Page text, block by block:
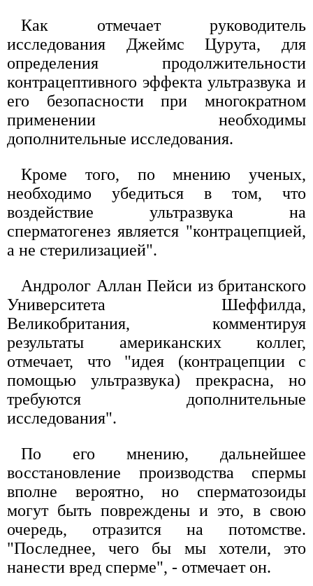
Как отмечает руководитель
исследования Джеймс Цурута, для
определения продолжительности
контрацептивного эффекта ультразвука и
его безопасности при многократном
применении необходимы
дополнительные исследования.
Кроме того, по мнению ученых,
необходимо убедиться в том, что
воздействие ультразвука на
сперматогенез является "контрацепцией,
а не стерилизацией".
Андролог Аллан Пейси из британского
Университета Шеффилда,
Великобритания, комментируя
результаты американских коллег,
отмечает, что "идея (контрацепции с
помощью ультразвука) прекрасна, но
требуются дополнительные
исследования".
По его мнению, дальнейшее
восстановление производства спермы
вполне вероятно, но сперматозоиды
могут быть повреждены и это, в свою
очередь, отразится на потомстве.
"Последнее, чего бы мы хотели, это
нанести вред сперме", - отмечает он.